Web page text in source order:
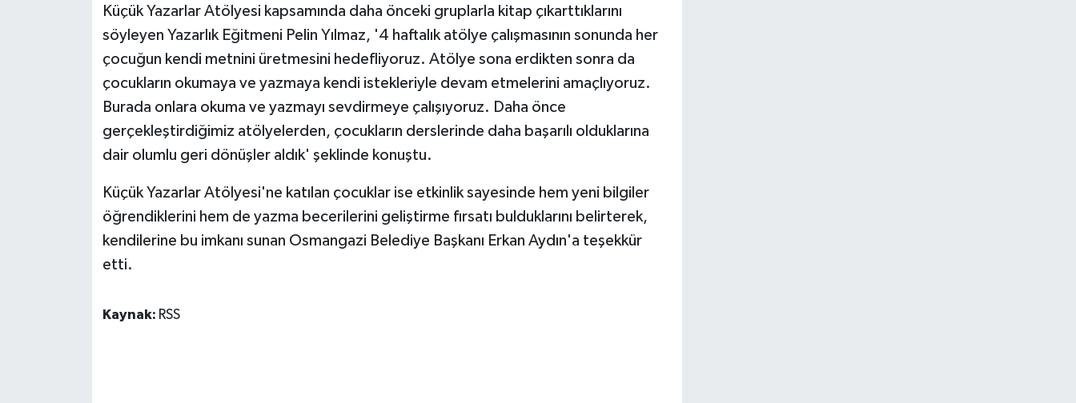
Küçük Yazarlar Atölyesi kapsamında daha önceki gruplarla kitap çıkarttıklarını
söyleyen Yazarlık Eğitmeni Pelin Yılmaz, '4 haftalık atölye çalışmasının sonunda her
çocuğun kendi metnini üretmesini hedefliyoruz. Atölye sona erdikten sonra da
çocukların okumaya ve yazmaya kendi istekleriyle devam etmelerini amaçlıyoruz.
Burada onlara okuma ve yazmayı sevdirmeye çalışıyoruz. Daha önce
gerçekleştirdiğimiz atölyelerden, çocukların derslerinde daha başarılı olduklarına
dair olumlu geri dönüşler aldık' şeklinde konuştu.
Küçük Yazarlar Atölyesi'ne katılan çocuklar ise etkinlik sayesinde hem yeni bilgiler
öğrendiklerini hem de yazma becerilerini geliştirme fırsatı bulduklarını belirterek,
kendilerine bu imkanı sunan Osmangazi Belediye Başkanı Erkan Aydın'a teşekkür
etti.
Kaynak: RSS